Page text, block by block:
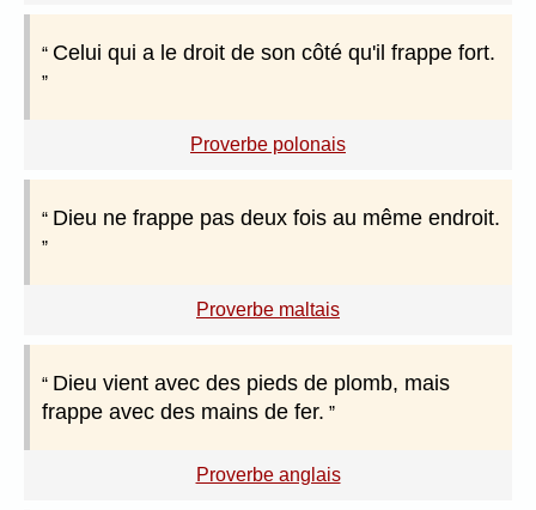
Celui qui a le droit de son côté qu'il frappe fort.
Proverbe polonais
Dieu ne frappe pas deux fois au même endroit.
Proverbe maltais
Dieu vient avec des pieds de plomb, mais
frappe avec des mains de fer.
Proverbe anglais